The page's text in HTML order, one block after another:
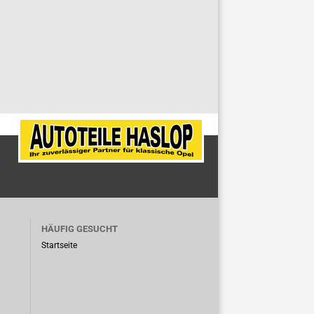
HÄUFIG GESUCHT
Startseite